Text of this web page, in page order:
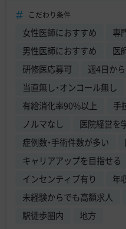
こだわり条件
女性医師におすすめ 専
男性医師におすすめ
医
研修医応募可
週4日か
当直無し・オンコール無し
有給消化率90%以上
手
ノルマなし
医院経営を
症例数・手術件数が多い
キャリアアップを目指せる
インセンティブ有り
年
未経験からでも高額求人
駅徒歩圏内
地方